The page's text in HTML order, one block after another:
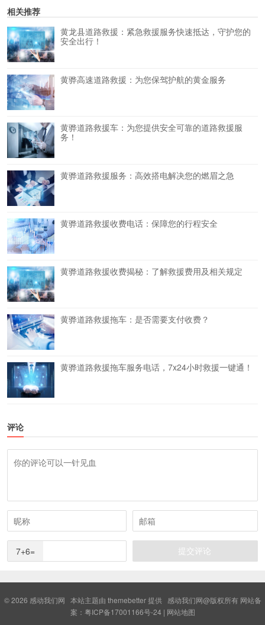
相关推荐
黄龙县道路救援：紧急救援服务快速抵达，守护您的
安全出行！
黄骅高速道路救援：为您保驾护航的黄金服务
黄骅道路救援车：为您提供安全可靠的道路救援服
务！
黄骅道路救援服务：高效搭电解决您的燃眉之急
黄骅道路救援收费电话：保障您的行程安全
黄骅道路救援收费揭秘：了解救援费用及相关规定
黄骅道路救援拖车：是否需要支付收费？
黄骅道路救援拖车服务电话，7x24小时救援一键通！
评论
7+6=
© 2026 感动我们网 本站主题由 themebetter提供 感动我们网@版权所有 网站备
案： 粤ICP备17001166号-24 | 网站地图